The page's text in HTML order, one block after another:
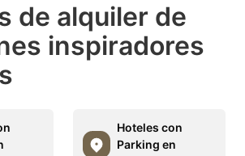
de alquiler de
inspiradores
Hoteles con
Parking en